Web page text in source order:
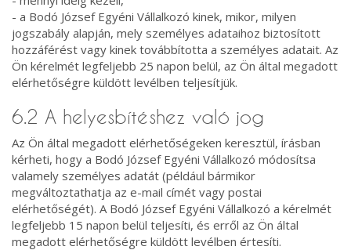
- a Bodó József Egyéni Vállalkozó kinek, mikor, milyen
jogszabály alapján, mely személyes adataihoz biztosított
hozzáférést vagy kinek továbbította a személyes adatait. Az
Ön kérelmét legfeljebb 25 napon belül, az Ön által megadott
elérhetőségre küldött levélben teljesítjük.
6.2 A helyesbítéshez való jog
Az Ön által megadott elérhetőségeken keresztül, írásban
kérheti, hogy a Bodó József Egyéni Vállalkozó módosítsa
valamely személyes adatát (például bármikor
megváltoztathatja az e-mail címét vagy postai
elérhetőségét). A Bodó József Egyéni Vállalkozó a kérelmét
legfeljebb 15 napon belül teljesíti, és erről az Ön által
megadott elérhetőségre küldött levélben értesíti.